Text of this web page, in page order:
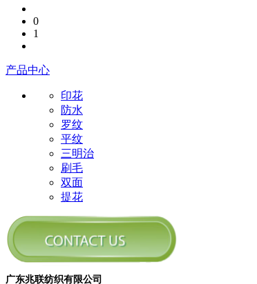
0
1
产品中心
印花
防水
罗纹
平纹
三明治
刷毛
双面
提花
广东兆联纺织有限公司